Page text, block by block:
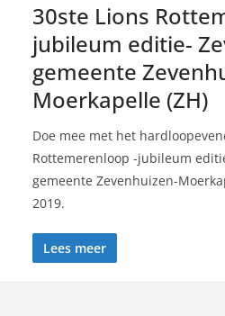
30ste Lions
jubileum editie-
gemeente
Moerkapelle (ZH)
Doe mee met het
Rottemerenloop -jubileum
gemeente Zevenhuizen-
2019.
Lees meer